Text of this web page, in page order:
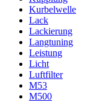
Kurbelwelle
Lack
Lackierung
Langtuning
Leistung
Licht
Luftfilter
M53
M500